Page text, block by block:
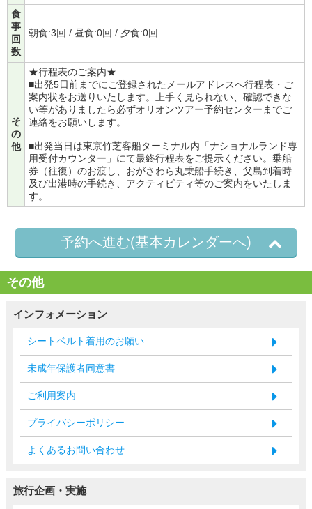
食
事
回
数
朝食:3回 / 昼食:0回 / 夕食:0回
そ
の
他
★行程表のご案内★
■出発5日前までにご登録されたメールアドレスへ行程表・ご
案内状をお送りいたします。上手く見られない、確認できな
い等がありましたら必ずオリオンツアー予約センターまでご
連絡をお願いします。
■出発当日は東京竹芝客船ターミナル内「ナショナルランド専
用受付カウンター」にて最終行程表をご提示ください。乗船
券（往復）のお渡し、おがさわら丸乗船手続き、父島到着時
及び出港時の手続き、アクティビティ等のご案内をいたしま
す。
予約へ進む(基本カレンダーへ)
その他
インフォメーション
シートベルト着用のお願い
未成年保護者同意書
ご利用案内
プライバシーポリシー
よくあるお問い合わせ
旅行企画・実施